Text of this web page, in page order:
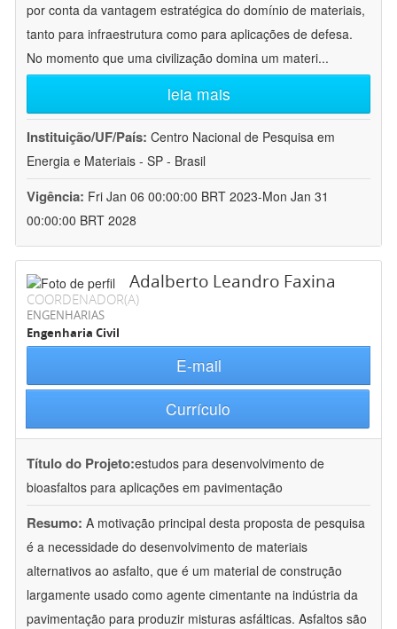
por conta da vantagem estratégica do domínio de materiais,
tanto para infraestrutura como para aplicações de defesa.
No momento que uma civilização domina um materi...
leia mais
Instituição/UF/País: Centro Nacional de Pesquisa em
Energia e Materiais - SP - Brasil
Vigência: Fri Jan 06 00:00:00 BRT 2023-Mon Jan 31
00:00:00 BRT 2028
Adalberto Leandro Faxina
COORDENADOR(A)
ENGENHARIAS
Engenharia Civil
E-mail
Currículo
Título do Projeto:estudos para desenvolvimento de
bioasfaltos para aplicações em pavimentação
Resumo: A motivação principal desta proposta de pesquisa
é a necessidade do desenvolvimento de materiais
alternativos ao asfalto, que é um material de construção
largamente usado como agente cimentante na indústria da
pavimentação para produzir misturas asfálticas. Asfaltos são